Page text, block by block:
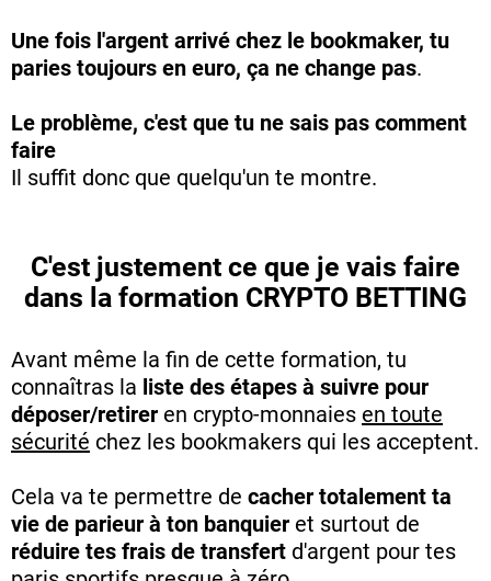
Une fois l'argent arrivé chez le bookmaker, tu
paries toujours en euro, ça ne change pas.
Le problème, c'est que tu ne sais pas comment
faire
Il suffit donc que quelqu'un te montre.
C'est justement ce que je vais faire
dans la formation CRYPTO BETTING
Avant même la fin de cette formation, tu
connaîtras la liste des étapes à suivre pour
déposer/retirer en crypto-monnaies en toute
sécurité chez les bookmakers qui les acceptent.
Cela va te permettre de cacher totalement ta
vie de parieur à ton banquier et surtout de
réduire tes frais de transfert d'argent pour tes